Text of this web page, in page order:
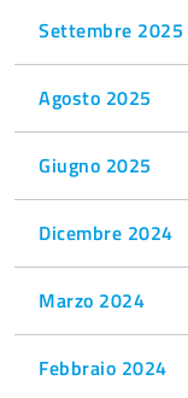
Settembre 2025
Agosto 2025
Giugno 2025
Dicembre 2024
Marzo 2024
Febbraio 2024